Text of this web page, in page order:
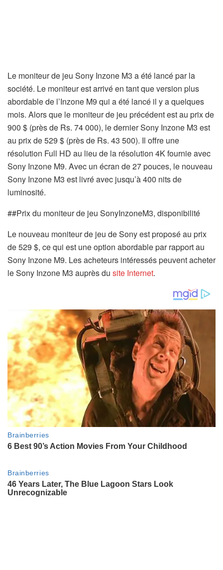
Le moniteur de jeu Sony Inzone M3 a été lancé par la
société. Le moniteur est arrivé en tant que version plus
abordable de l’Inzone M9 qui a été lancé il y a quelques
mois. Alors que le moniteur de jeu précédent est au prix de
900 $ (près de Rs. 74 000), le dernier Sony Inzone M3 est
au prix de 529 $ (près de Rs. 43 500). Il offre une
résolution Full HD au lieu de la résolution 4K fournie avec
Sony Inzone M9. Avec un écran de 27 pouces, le nouveau
Sony Inzone M3 est livré avec jusqu’à 400 nits de
luminosité.
##Prix du moniteur de jeu SonyInzoneM3, disponibilité
Le nouveau moniteur de jeu de Sony est proposé au prix
de 529 $, ce qui est une option abordable par rapport au
Sony Inzone M9. Les acheteurs intéressés peuvent acheter
le Sony Inzone M3 auprès du site Internet.